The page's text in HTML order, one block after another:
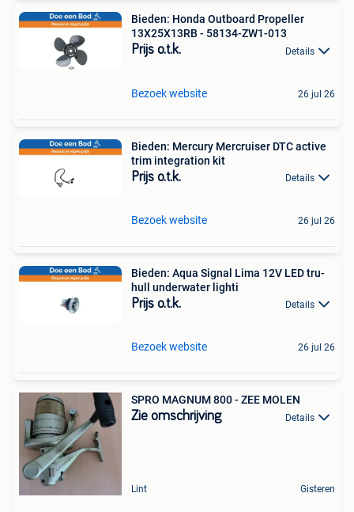
Bieden: Honda Outboard Propeller
13X25X13RB - 58134-ZW1-013
Prijs o.t.k. Details
Bezoek website 26 jul 26
Bieden: Mercury Mercruiser DTC active
trim integration kit
Prijs o.t.k. Details
Bezoek website 26 jul 26
Bieden: Aqua Signal Lima 12V LED tru-
hull underwater lighti
Prijs o.t.k. Details
Bezoek website 26 jul 26
SPRO MAGNUM 800 - ZEE MOLEN
Zie omschrijving Details
Lint Gisteren